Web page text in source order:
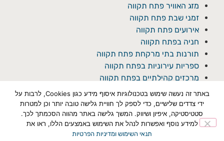
מזג האוויר פתח תקווה
זמני שבת פתח תקווה
אירועים פתח תקווה
חניה בפתח תקווה
תורנות בתי מרקחת פתח תקווה
ספריות עירוניות בפתח תקווה
מרכזים קהילתיים בפתח תקווה
באתר זה נעשה שימוש בטכנולוגיות איסוף מידע כגון Cookies, לרבות על
ידי צדדים שלישיים, כדי לספק לך חוויית גלישה טובה יותר וכן למטרות
סטטיסטיקה, איפיון ושיווק. המשך גלישה באתר מהווה הסכמתך לכך.
למידע נוסף ואפשרות לנהל את השימוש באמצעים הללו, ראו את
תנאי השימוש ומדיניות הפרטיות